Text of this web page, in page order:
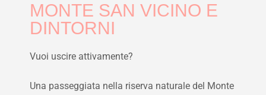
MONTE SAN VICINO E
DINTORNI
Vuoi uscire attivamente?
Una passeggiata nella riserva naturale del Monte